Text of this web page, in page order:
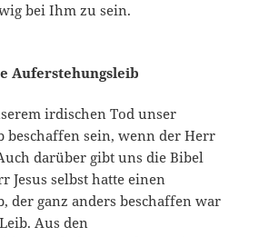
bei Ihm zu sein.
Auferstehungsleib
irdischen Tod unser
beschaffen sein, wenn der Herr
darüber gibt uns die Bibel
Jesus selbst hatte einen
der ganz anders beschaffen war
Aus den